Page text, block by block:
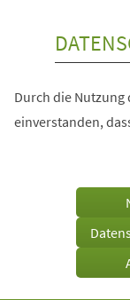
Durch die Nutzung
einverstanden,